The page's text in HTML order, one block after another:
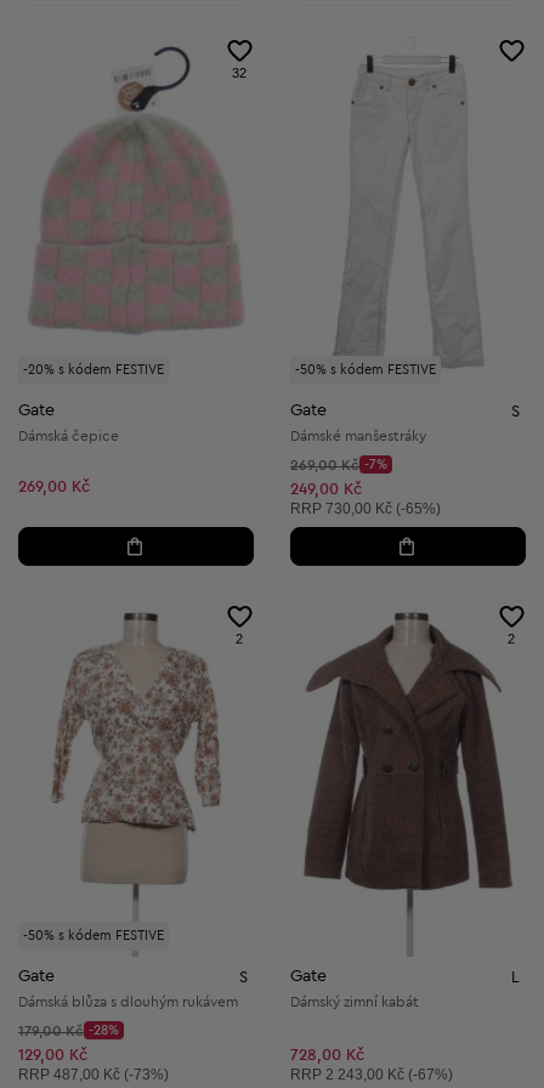
-20% s kódem FESTIVE
32
Gate
Dámská čepice
269,00 Kč
-50% s kódem FESTIVE
Gate S
Dámské manšestráky
Původní cena:
269,00 Kč
Discount Price:
-7%
Snížená cena:
249,00 Kč
Doporučená cena:
RRP 730,00 Kč (-65%)
-50% s kódem FESTIVE
2
Gate S
Dámská blůza s dlouhým rukávem
Původní cena:
179,00 Kč
Discount Price:
-28%
Snížená cena:
129,00 Kč
Doporučená cena:
RRP 487,00 Kč (-73%)
2
Gate L
Dámský zimní kabát
728,00 Kč
Doporučená cena:
RRP 2 243,00 Kč (-67%)